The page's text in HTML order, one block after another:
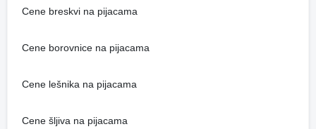
Cene breskvi na pijacama
Cene borovnice na pijacama
Cene lešnika na pijacama
Cene šljiva na pijacama